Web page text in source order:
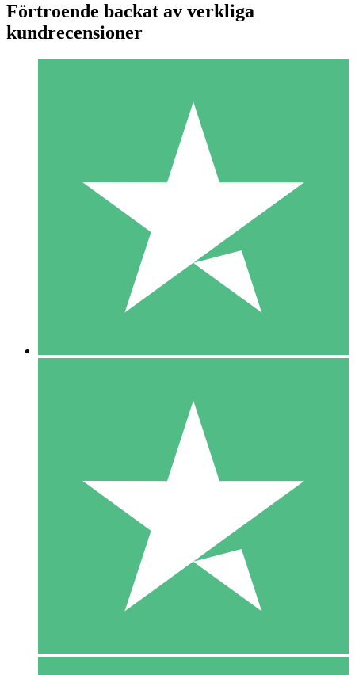
Individuella Kreditpaket
Betala per användning med nedladdningskrediter. Inget
1 Nedladdningar
10 00
10 Nedladdningar
20 00
Förtroende backat av verkliga
kundrecensioner